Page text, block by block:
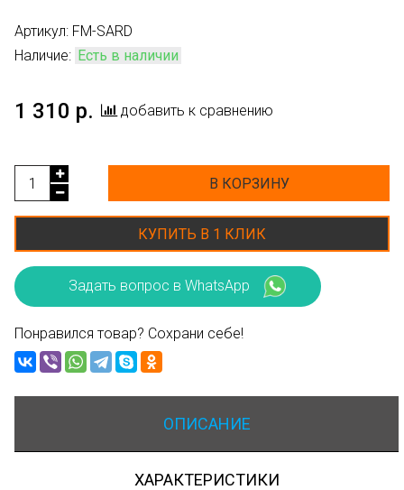
Артикул: FM-SARD
Наличие: Есть в наличии
1 310 р. добавить к сравнению
В КОРЗИНУ
КУПИТЬ В 1 КЛИК
Задать вопрос в WhatsApp
Понравился товар? Сохрани себе!
ОПИСАНИЕ
ХАРАКТЕРИСТИКИ